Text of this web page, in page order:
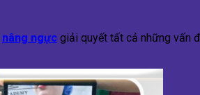
nâng ngực giải quyết tất cả những vấn